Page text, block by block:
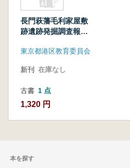
長門萩藩毛利家屋敷
跡遺跡発掘調査報告
東京都港区教育委員会
新刊 在庫なし
古書 1 点
1,320 円
本を探す